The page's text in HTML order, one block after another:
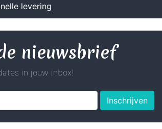
levering
nieuwsbrief
in jouw inbox!
Inschrijven